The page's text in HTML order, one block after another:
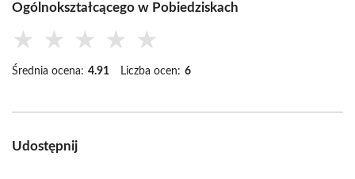
Ogólnokształcącego w Pobiedziskach
★ ★ ★ ★ ★
Średnia ocena: 4.91 Liczba ocen: 6
Udostępnij